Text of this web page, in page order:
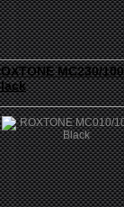
MC230/100